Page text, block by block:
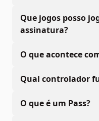
Que jogos posso
assinatura?
O que acontece
Qual controlador
O que é um Pass?